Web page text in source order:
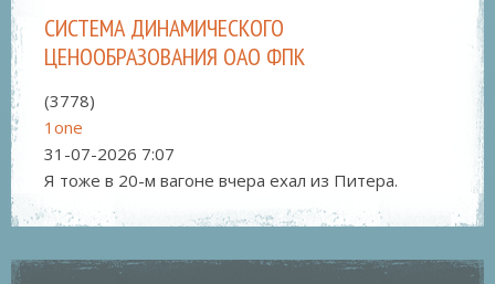
СИСТЕМА ДИНАМИЧЕСКОГО
ЦЕНООБРАЗОВАНИЯ ОАО ФПК
(3778)
1one
31-07-2026 7:07
Я тоже в 20-м вагоне вчера ехал из Питера.